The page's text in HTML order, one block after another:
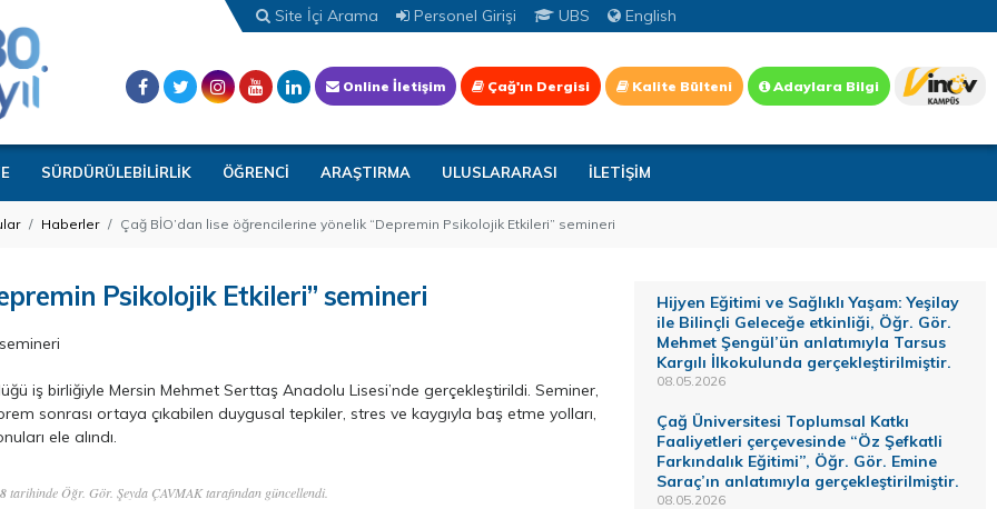
Site İçi Arama Personel Girişi UBS English
Online İletişim Çağ'ın Dergisi Kalite Bülteni Adaylara Bilgi
SÜRDÜRÜLEBİLİRLİK ÖĞRENCİ ARAŞTIRMA ULUSLARARASI İLETİŞİM
Haberler Çağ BİO’dan lise öğrencilerine yönelik “Depremin Psikolojik Etkileri” semineri
Psikolojik Etkileri” semineri
iş birliğiyle Mersin Mehmet Serttaş Anadolu Lisesi’nde gerçekleştirildi. Seminer,
sonrası ortaya çıkabilen duygusal tepkiler, stres ve kaygıyla baş etme yolları,
ele alındı.
tarihinde Öğr. Gör. Şeyda ÇAVMAK tarafından güncellendi.
Hijyen Eğitimi ve Sağlıklı Yaşam: Yeşilay
ile Bilinçli Geleceğe etkinliği, Öğr. Gör.
Mehmet Şengül’ün anlatımıyla Tarsus
Kargılı İlkokulunda gerçekleştirilmiştir.
08.05.2026
Çağ Üniversitesi Toplumsal Katkı
Faaliyetleri çerçevesinde “Öz Şefkatli
Farkındalık Eğitimi”, Öğr. Gör. Emine
Saraç’ın anlatımıyla gerçekleştirilmiştir.
08.05.2026